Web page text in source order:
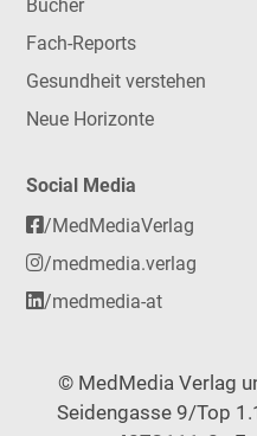
Bücher
Fach-Reports
Gesundheit verstehen
Neue Horizonte
Social Media
/MedMediaVerlag
/medmedia.verlag
/medmedia-at
© MedMedia Verlag
Seidengasse 9/Top